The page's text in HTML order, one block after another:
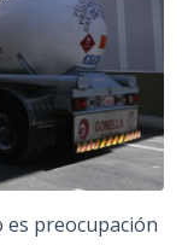
es preocupación